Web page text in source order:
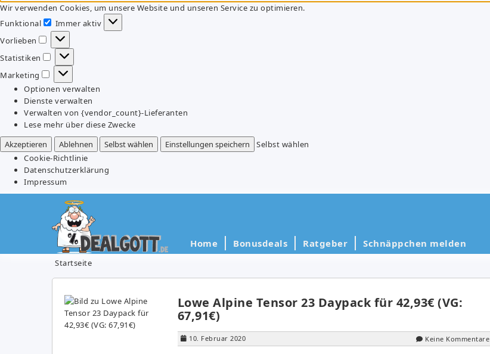
Wir verwenden Cookies, um unsere Website und unseren Service zu optimieren.
Funktional
Funktional
Immer aktiv
Vorlieben
Vorlieben
Statistiken
Statistiken
Marketing
Marketing
Optionen verwalten
Dienste verwalten
Verwalten von {vendor_count}-Lieferanten
Lese mehr über diese Zwecke
Akzeptieren
Ablehnen Selbst wählen Einstellungen speichern
Selbst wählen
Cookie-Richtlinie
Datenschutzerklärung
Impressum
Home Bonusdeals Ratgeber Schnäppchen melden
Startseite
Lowe Alpine Tensor 23 Daypack für 42,93€ (VG:
67,91€)
10. Februar 2020 Keine Kommentare